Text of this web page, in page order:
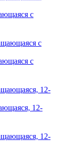
с
с
12-